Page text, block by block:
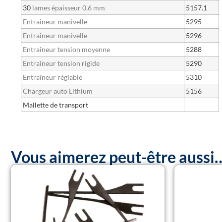
30 lames épaisseur 0,6 mm
5157.1
Entraîneur manivelle
5295
Entraîneur manivelle
5296
Entraîneur tension moyenne
5288
Entraîneur tension rigide
5290
Entraîneur réglable
5310
Chargeur auto Lithium
5156
Mallette de transport
Vous aimerez peut-être